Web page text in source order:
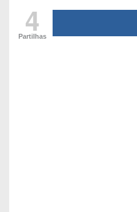
4
Partilhas